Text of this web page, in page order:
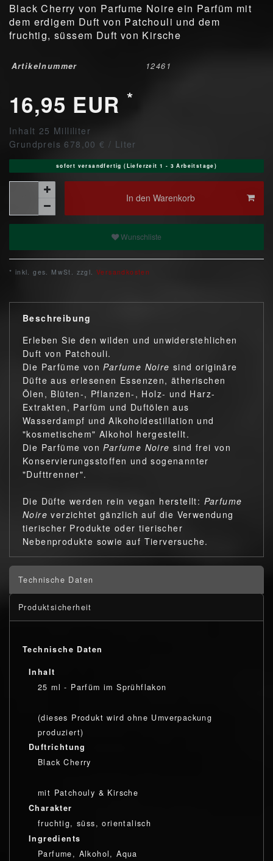
Black Cherry von Parfume Noire ein Parfüm mit
dem erdigem Duft von Patchouli und dem
fruchtig, süssem Duft von Kirsche
Artikelnummer 12461
16,95 EUR *
Inhalt 25 Milliliter
Grundpreis678,00 € / Liter
sofort versandfertig (Lieferzeit 1 - 3 Arbeitstage)
In den Warenkorb
Wunschliste
* inkl. ges. MwSt. zzgl. Versandkosten
Beschreibung
Erleben Sie den wilden und unwiderstehlichen
Duft von Patchouli.
Die Parfüme vonParfume Noiresind originäre
Düfte aus erlesenen Essenzen, ätherischen
Ölen, Blüten-, Pflanzen-, Holz- und Harz-
Extrakten, Parfüm und Duftölen aus
Wasserdampf und Alkoholdestillation und
"kosmetischem" Alkohol hergestellt.
Die Parfüme vonParfume Noire sind frei von
Konservierungsstoffen und sogenannter
"Dufttrenner".
Die Düfte werden rein vegan herstellt: Parfume
Noire verzichtet gänzlich auf die Verwendung
tierischer Produkte oder tierischer
Nebenprodukte sowie auf Tierversuche.
Technische Daten
Produktsicherheit
Technische Daten
Inhalt
25 ml - Parfüm im Sprühflakon
(dieses Produkt wird ohne Umverpackung
produziert)
Duftrichtung
Black Cherry
mit Patchouly & Kirsche
Charakter
fruchtig, süss, orientalisch
Ingredients
Parfume, Alkohol, Aqua